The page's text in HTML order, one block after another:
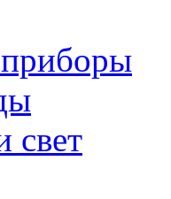
свет